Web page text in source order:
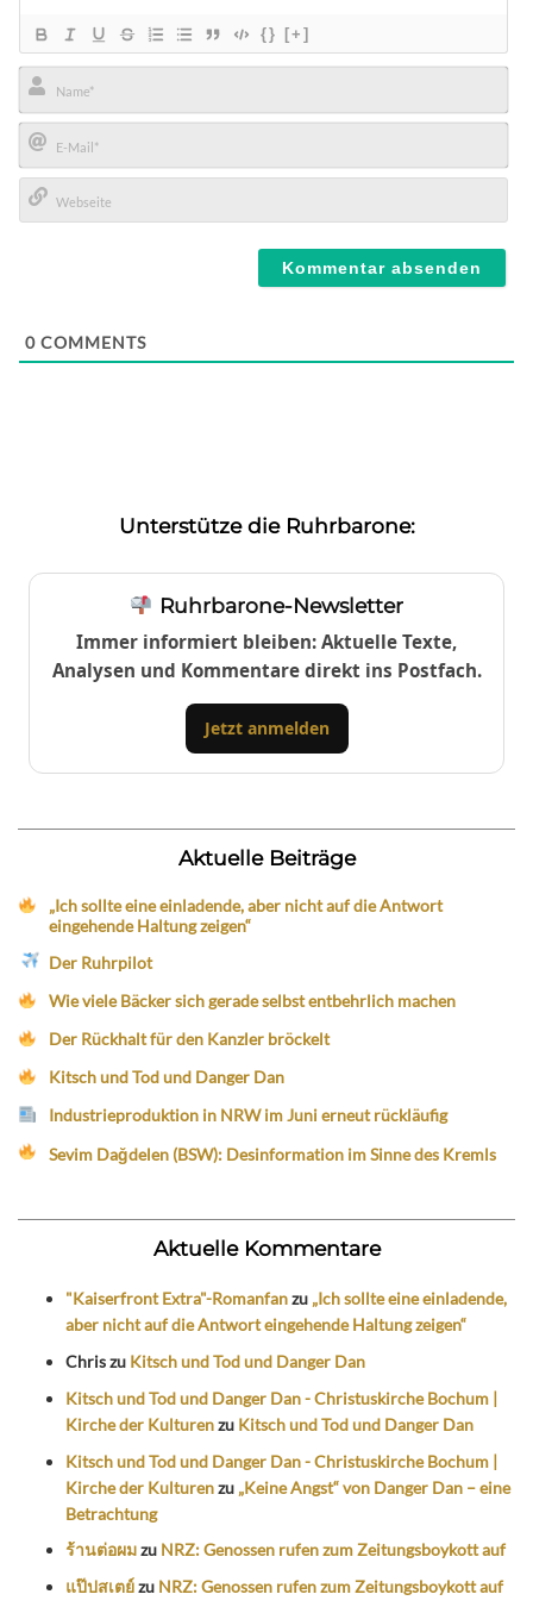
{} [+]
Name*
E-
Mail*
0 COMMENTS
Unterstütze die Ruhrbarone:
Ruhrbarone-Newsletter
Immer informiert bleiben: Aktuelle Texte,
Analysen und Kommentare direkt ins Postfach.
Jetzt anmelden
Aktuelle Beiträge
„Ich sollte eine einladende, aber nicht auf die Antwort
eingehende Haltung zeigen“
Der Ruhrpilot
Wie viele Bäcker sich gerade selbst entbehrlich machen
Der Rückhalt für den Kanzler bröckelt
Kitsch und Tod und Danger Dan
Industrieproduktion in NRW im Juni erneut rückläufig
Sevim Dağdelen (BSW): Desinformation im Sinne des Kremls
Aktuelle Kommentare
"Kaiserfront Extra"-Romanfanzu „Ich sollte eine einladende,
aber nicht auf die Antwort eingehende Haltung zeigen“
Chriszu Kitsch und Tod und Danger Dan
Kitsch und Tod und Danger Dan - Christuskirche Bochum |
Kirche der Kulturenzu Kitsch und Tod und Danger Dan
Kitsch und Tod und Danger Dan - Christuskirche Bochum |
Kirche der Kulturenzu „Keine Angst“ von Danger Dan – eine
Betrachtung
ร้านต่อผมzu NRZ: Genossen rufen zum Zeitungsboykott auf
แป๊ปสเตย์zu NRZ: Genossen rufen zum Zeitungsboykott auf